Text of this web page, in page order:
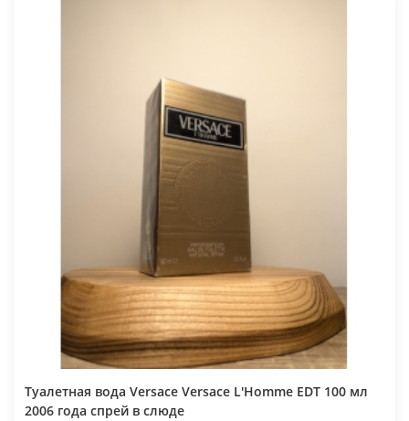
Туалетная вода Versace Versace L'Homme EDT 100 мл
2006 года спрей в слюде